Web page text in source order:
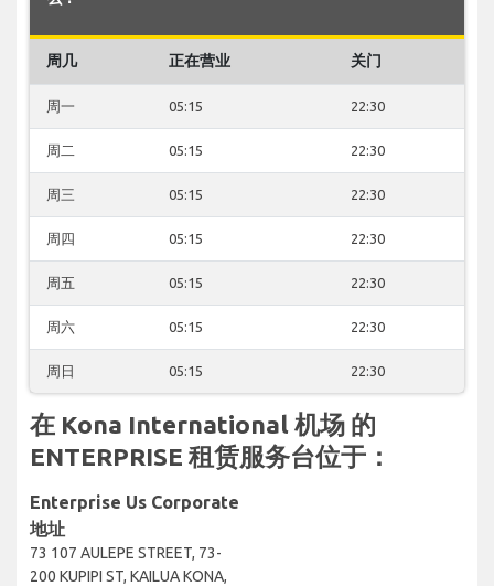
周几 正在营业 关门
周一 05:15 22:30
周二 05:15 22:30
周三 05:15 22:30
周四 05:15 22:30
周五 05:15 22:30
周六 05:15 22:30
周日 05:15 22:30
在 Kona International 机场 的
ENTERPRISE 租赁服务台位于：
Enterprise Us Corporate
地址
73 107 AULEPE STREET, 73-
200 KUPIPI ST, KAILUA KONA,